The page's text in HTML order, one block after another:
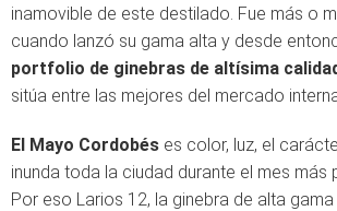
inamovible de este destilado. Fue más o
cuando lanzó su gama alta y desde
portfolio de ginebras de altísima
sitúa entre las mejores del mercado
El Mayo Cordobés es color, luz, el
inunda toda la ciudad durante el mes más
Por eso Larios 12, la ginebra de alta